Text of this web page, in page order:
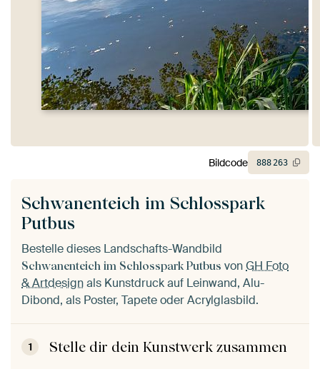
Schwanenteich im Schlosspark
Putbus
Bestelle dieses Landschafts-Wandbild
Schwanenteich im Schlosspark Putbus vonGH Foto
& Artdesignals Kunstdruck auf Leinwand, Alu-
Dibond, als Poster, Tapete oder Acrylglasbild.
1 Stelle dir dein Kunstwerk zusammen
Bildcode 888263